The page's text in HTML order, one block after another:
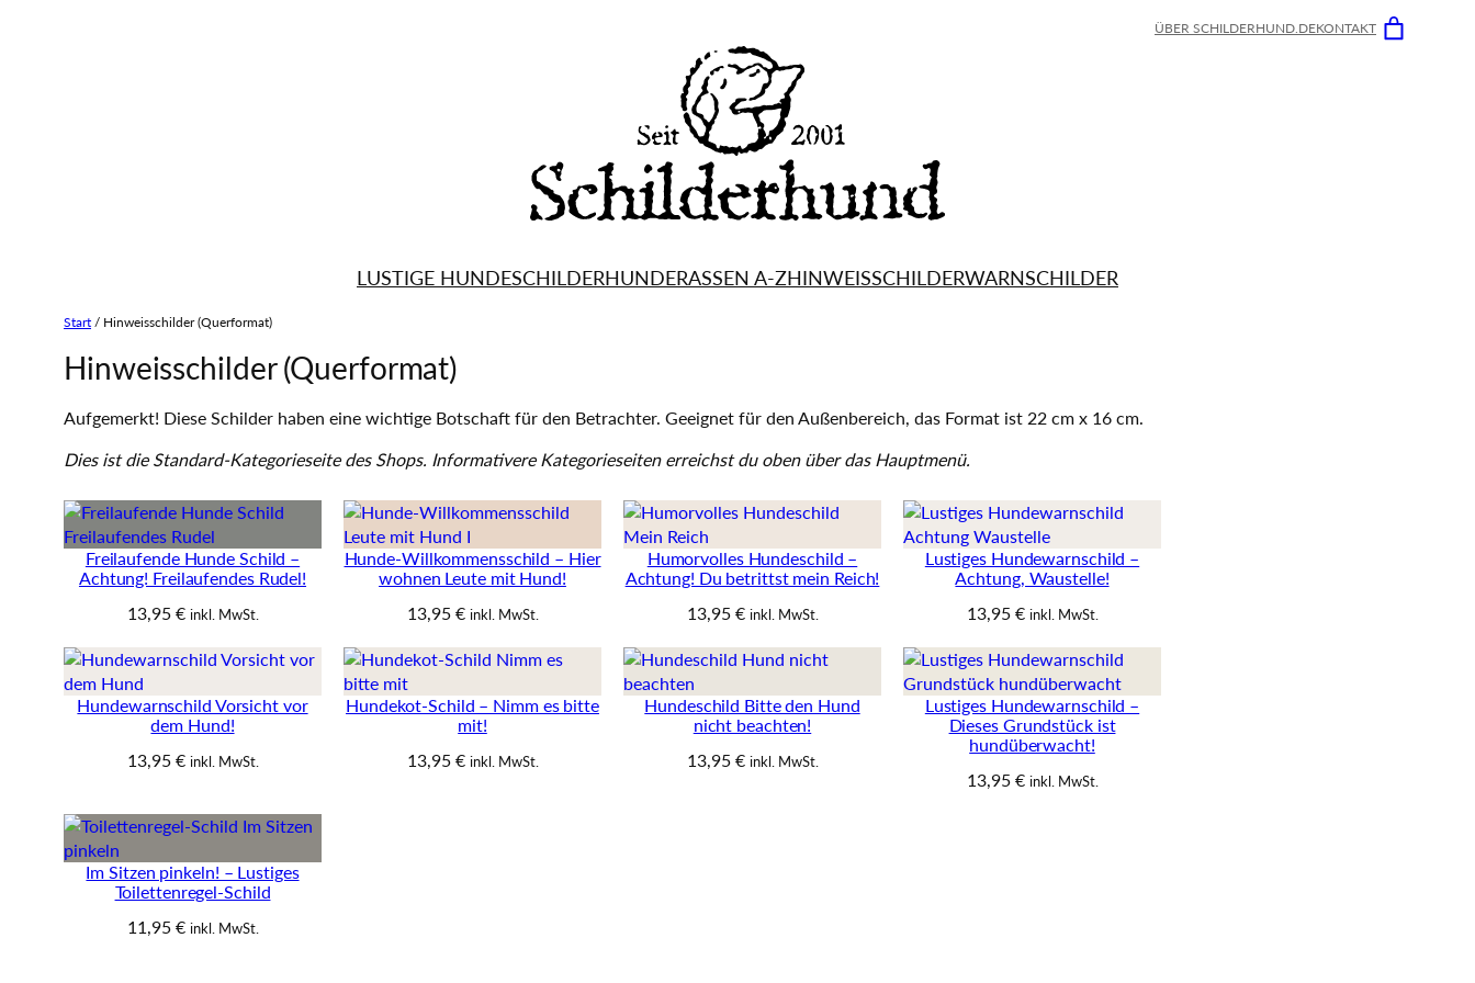
ÜBER SCHILDERHUND.DEKONTAKT
LUSTIGE HUNDESCHILDERHUNDERASSEN A-ZHINWEISSCHILDERWARNSCHILDER
Start / Hinweisschilder (Querformat)
Hinweisschilder (Querformat)
Aufgemerkt! Diese Schilder haben eine wichtige Botschaft für den Betrachter. Geeignet für den Außenbereich, das Format ist 22 cm x 16 cm.
Dies ist die Standard-Kategorieseite des Shops. Informativere Kategorieseiten erreichst du oben über das Hauptmenü.
Freilaufende Hunde Schild –
Achtung! Freilaufendes Rudel!
13,95 € inkl. MwSt.
Hunde-Willkommensschild – Hier
wohnen Leute mit Hund!
13,95 € inkl. MwSt.
Humorvolles Hundeschild –
Achtung! Du betrittst mein Reich!
13,95 € inkl. MwSt.
Lustiges Hundewarnschild –
Achtung, Waustelle!
13,95 € inkl. MwSt.
Hundewarnschild Vorsicht vor
dem Hund!
13,95 € inkl. MwSt.
Hundekot-Schild – Nimm es bitte
mit!
13,95 € inkl. MwSt.
Hundeschild Bitte den Hund
nicht beachten!
13,95 € inkl. MwSt.
Lustiges Hundewarnschild –
Dieses Grundstück ist
hundüberwacht!
13,95 € inkl. MwSt.
Im Sitzen pinkeln! – Lustiges
Toilettenregel-Schild
11,95 € inkl. MwSt.